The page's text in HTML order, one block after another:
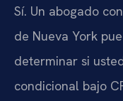
Sí. Un abogado
de Nueva York
determinar si
condicional bajo